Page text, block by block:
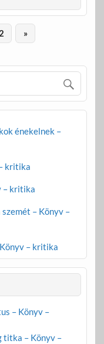
»
énekelnek –
kritika
– kritika
– Könyv –
– kritika
– Könyv –
titka – Könyv –